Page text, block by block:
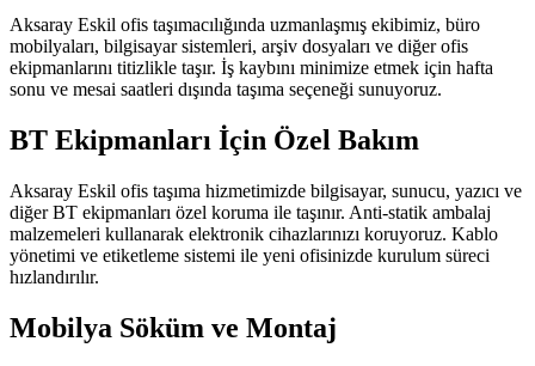
Aksaray Eskil ofis taşımacılığında uzmanlaşmış ekibimiz, büro
mobilyaları, bilgisayar sistemleri, arşiv dosyaları ve diğer ofis
ekipmanlarını titizlikle taşır. İş kaybını minimize etmek için hafta
sonu ve mesai saatleri dışında taşıma seçeneği sunuyoruz.
BT Ekipmanları İçin Özel Bakım
Aksaray Eskil ofis taşıma hizmetimizde bilgisayar, sunucu, yazıcı ve
diğer BT ekipmanları özel koruma ile taşınır. Anti-statik ambalaj
malzemeleri kullanarak elektronik cihazlarınızı koruyoruz. Kablo
yönetimi ve etiketleme sistemi ile yeni ofisinizde kurulum süreci
hızlandırılır.
Mobilya Söküm ve Montaj